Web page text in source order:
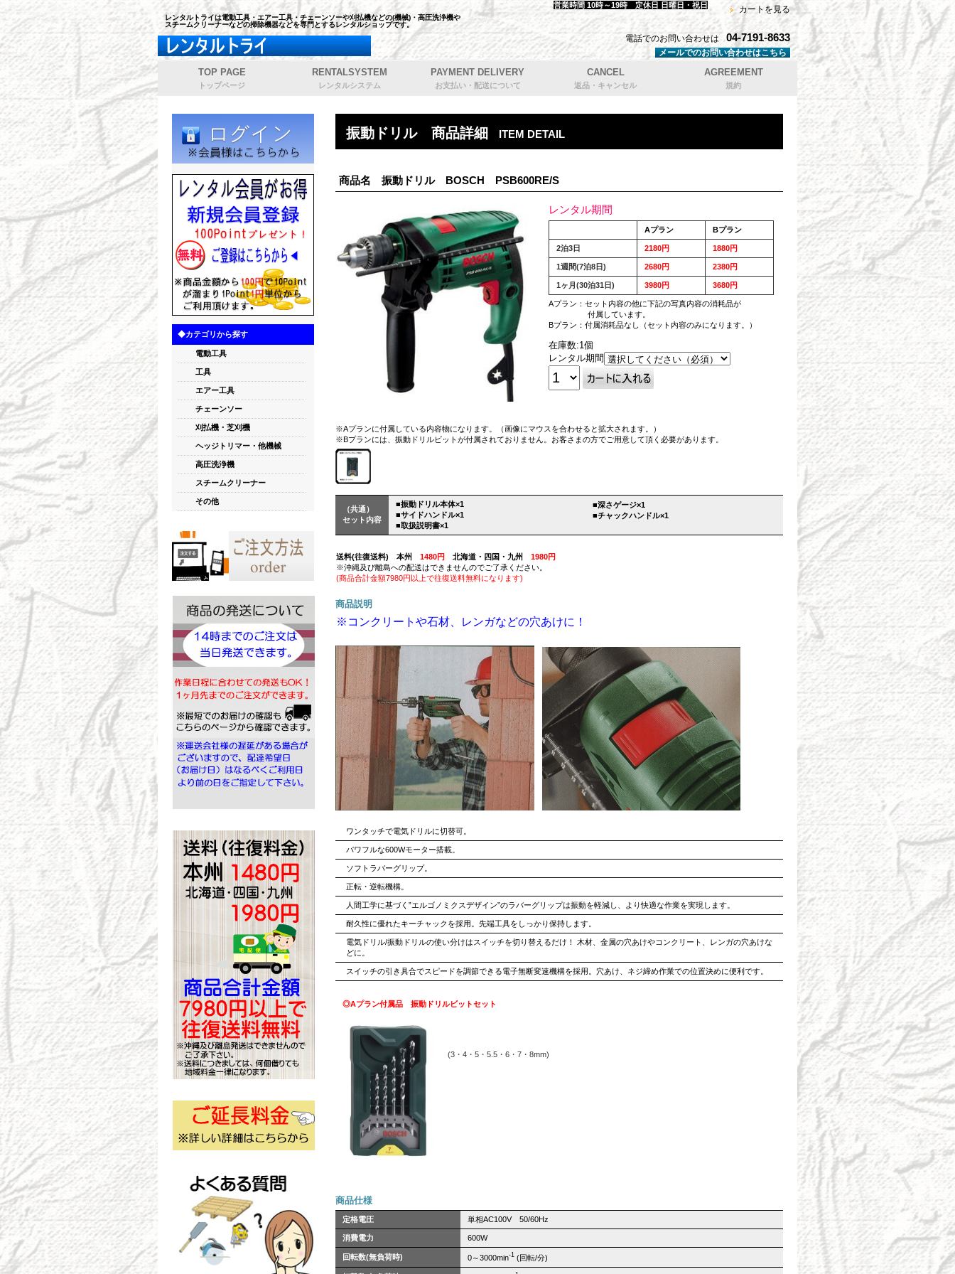
レンタルトライは電動工具・エアー工具・チェーンソーや刈払機などの(機械)・高圧洗浄機や
スチームクリーナーなどの掃除機器などを専門とするレンタルショップです。
電話でのお問い合わせは 04-7191-8633
メールでのお問い合わせはこちら
カートを見る
営業時間 10時～19時 定休日 日曜日・祝日
振動ドリル 商品詳細 ITEM DETAIL
商品名 振動ドリル BOSCH PSB600RE/S
レンタル期間
Aプラン Bプラン
2泊3日 2180円 1880円
1週間(7泊8日) 2680円 2380円
1ヶ月(30泊31日) 3980円 3680円
Aプラン：セット内容の他に下記の写真内容の消耗品が
付属しています。
Bプラン：付属消耗品なし（セット内容のみになります。）
在庫数:1個
レンタル期間
※Aプランに付属している内容物になります。（画像にマウスを合わせると拡大されます。）
※Bプランには、振動ドリルビットが付属されておりません。お客さまの方でご用意して頂く必要があります。
（共通）
セット内容
■振動ドリル本体×1
■サイドハンドル×1
■取扱説明書×1
■深さゲージ×1
■チャックハンドル×1
送料(往復送料) 本州1480円 北海道・四国・九州1980円
※沖縄及び離島への配送はできませんのでご了承ください。
(商品合計金額7980円以上で往復送料無料になります)
商品説明
※コンクリートや石材、レンガなどの穴あけに！
ワンタッチで電気ドリルに切替可。
パワフルな600Wモーター搭載。
ソフトラバーグリップ。
正転・逆転機構。
人間工学に基づく”エルゴノミクスデザイン”のラバーグリップは振動を軽減し、より快適な作業を実現します。
耐久性に優れたキーチャックを採用。先端工具をしっかり保持します。
電気ドリル/振動ドリルの使い分けはスイッチを切り替えるだけ！ 木材、金属の穴あけやコンクリート、レンガの穴あけな
どに。
スイッチの引き具合でスピードを調節できる電子無断変速機構を採用。穴あけ、ネジ締め作業での位置決めに便利です。
◎Aプラン付属品 振動ドリルビットセット
(3・4・5・5.5・6・7・8mm)
商品仕様
定格電圧 単相AC100V 50/60Hz
消費電力 600W
回転数(無負荷時) 0～3000min-1 (回転/分)
TOP PAGE
トップページ
RENTALSYSTEM
レンタルシステム
PAYMENT DELIVERY
お支払い・配送について
CANCEL
返品・キャンセル
AGREEMENT
規約
◆カテゴリから探す
電動工具
工具
エアー工具
チェーンソー
刈払機・芝刈機
ヘッジトリマー・他機械
高圧洗浄機
スチームクリーナー
その他